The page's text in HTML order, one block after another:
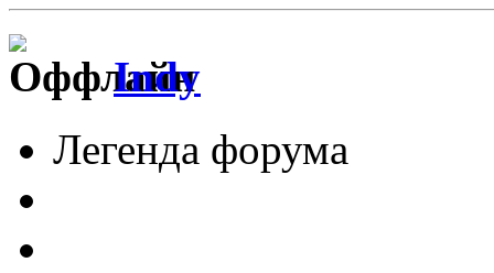
Indy
Легенда форума